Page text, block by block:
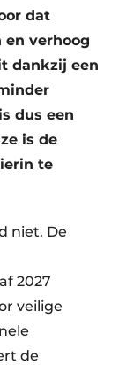
dat
verhoog
dankzij een
dus een
is de
te
niet. De
2027
veilige
de